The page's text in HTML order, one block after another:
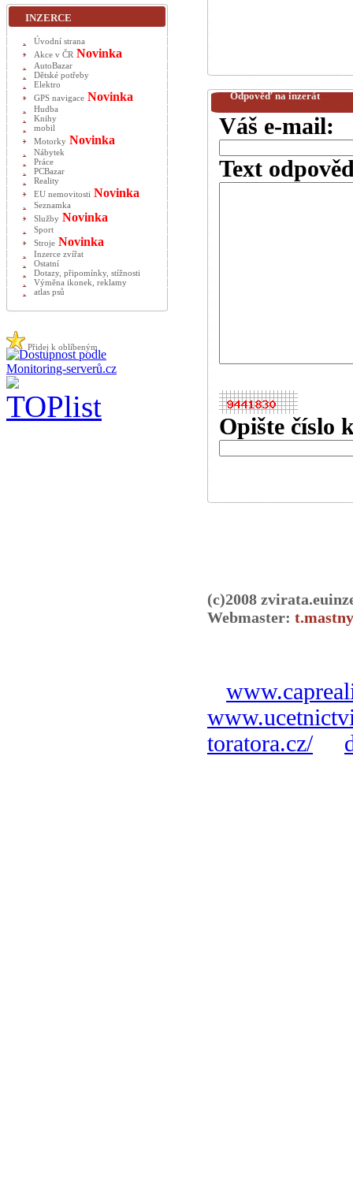
Odpověď na inzerát
Váš e-mail:
Text
Opište číslo
(c)2008
Webmaster:
toratora.cz/
INZERCE
Úvodní strana
Akce v ČR Novinka
AutoBazar
Dětské potřeby
Elektro
GPS navigace Novinka
Hudba
Knihy
mobil
Motorky Novinka
Nábytek
Práce
PCBazar
Reality
EU nemovitosti Novinka
Seznamka
Služby Novinka
Sport
Stroje Novinka
Inzerce zvířat
Ostatní
Dotazy, připomínky, stížnosti
Výměna ikonek, reklamy
atlas psů
Přidej k oblíbeným